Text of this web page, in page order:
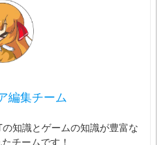
編集チーム
知識とゲームの知識が豊富な
チームです！